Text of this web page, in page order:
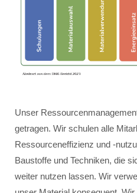
Unser
getragen. Wir schulen alle
Ressourceneffizienz und -
Baustoffe und Techniken, die
weiter nutzen lassen. Wir